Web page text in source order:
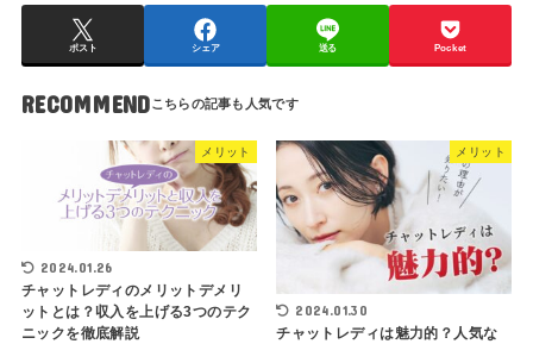
ポスト シェア 送る Pocket
RECOMMEND
メリット
2024.01.26
チャットレディのメリットデメリ
ットとは？収入を上げる3つのテク
ニックを徹底解説
メリット
2024.01.30
チャットレディは魅力的？人気な